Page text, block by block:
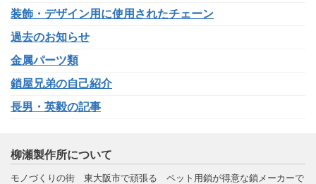
装飾・デザイン用に使用されたチェーン
過去のお知らせ
金属パーツ類
鎖屋兄弟の自己紹介
長男・英毅の記事
柳瀬製作所について
モノづくりの街 東大阪市で頑張る ペット用鎖が得意な鎖メーカーで